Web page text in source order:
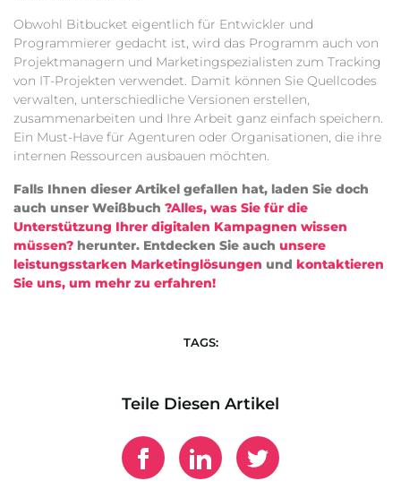
Obwohl Bitbucket eigentlich für Entwickler und
Programmierer gedacht ist, wird das Programm auch von
Projektmanagern und Marketingspezialisten zum Tracking
von IT-Projekten verwendet. Damit können Sie Quellcodes
verwalten, unterschiedliche Versionen erstellen,
zusammenarbeiten und Ihre Arbeit ganz einfach speichern.
Ein Must-Have für Agenturen oder Organisationen, die ihre
internen Ressourcen ausbauen möchten.
Falls Ihnen dieser Artikel gefallen hat, laden Sie doch
auch unser Weißbuch ?Alles, was Sie für die
Unterstützung Ihrer digitalen Kampagnen wissen
müssen? herunter. Entdecken Sie auch unsere
leistungsstarken Marketinglösungen und kontaktieren
Sie uns, um mehr zu erfahren!
TAGS:
Teile Diesen Artikel